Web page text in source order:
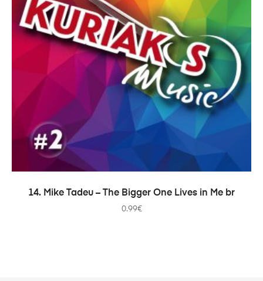
ADICIONAR
14. Mike Tadeu – The Bigger One Lives in Me br
0.99€